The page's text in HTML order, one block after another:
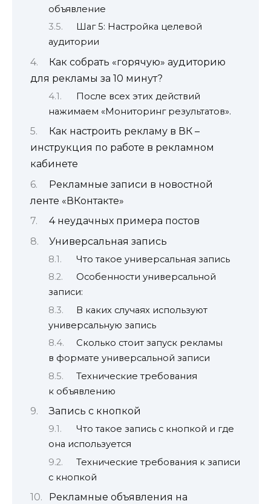
объявление
Шаг 5: Настройка целевой
аудитории
Как собрать «горячую» аудиторию
для рекламы за 10 минут?
После всех этих действий
нажимаем «Мониторинг результатов».
Как настроить рекламу в ВК –
инструкция по работе в рекламном
кабинете
Рекламные записи в новостной
ленте «ВКонтакте»
4 неудачных примера постов
Универсальная запись
Что такое универсальная запись
Особенности универсальной
записи:
В каких случаях используют
универсальную запись
Сколько стоит запуск рекламы
в формате универсальной записи
Технические требования
к объявлению
Запись с кнопкой
Что такое запись с кнопкой и где
она используется
Технические требования к записи
с кнопкой
Рекламные объявления на